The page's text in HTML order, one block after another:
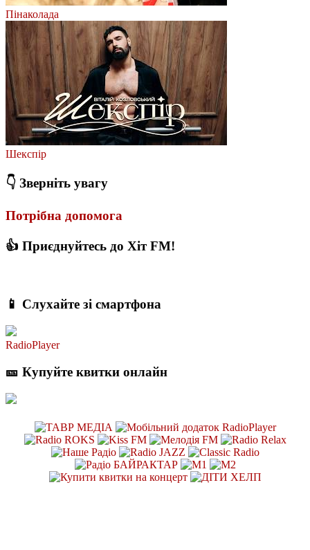
Пінаколада
Шекспір
👇 Зверніть увагу
Потрібна допомога
👍 Приєднуйтесь до Хіт FM!
📱 Слухайте зі смартфона
RadioPlayer
🎫 Купуйте квитки онлайн